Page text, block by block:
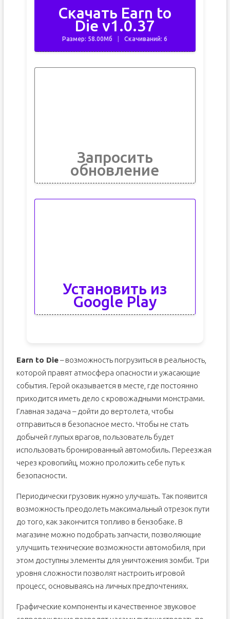
Скачать Earn to
Die v1.0.37
Размер: 58.00Мб Скачиваний: 6
Запросить
обновление
Установить из
Google Play
Earn to Die– возможность погрузиться в реальность,
которой правят атмосфера опасности и ужасающие
события. Герой оказывается в месте, где постоянно
приходится иметь дело с кровожадными монстрами.
Главная задача – дойти до вертолета, чтобы
отправиться в безопасное место. Чтобы не стать
добычей глупых врагов, пользователь будет
использовать бронированный автомобиль. Переезжая
через кровопийц, можно проложить себе путь к
безопасности.
Периодически грузовик нужно улучшать. Так появится
возможность преодолеть максимальный отрезок пути
до того, как закончится топливо в бензобаке. В
магазине можно подобрать запчасти, позволяющие
улучшить технические возможности автомобиля, при
этом доступны элементы для уничтожения зомби. Три
уровня сложности позволят настроить игровой
процесс, основываясь на личных предпочтениях.
Графические компоненты и качественное звуковое